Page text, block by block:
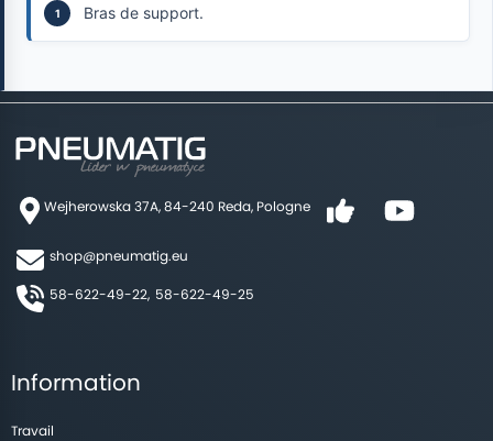
Bras de support.
Wejherowska 37A, 84-240 Reda, Pologne
shop@pneumatig.eu
58-622-49-22, 58-622-49-25
Information
Travail